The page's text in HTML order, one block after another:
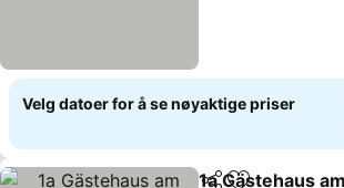
Velg datoer for å se nøyaktige priser
1a Gästehaus